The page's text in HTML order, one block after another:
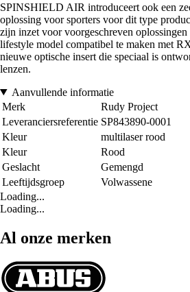
SPINSHIELD AIR introduceert ook een
oplossing voor sporters voor dit type
zijn inzet voor voorgeschreven
lifestyle model compatibel te maken met
nieuwe optische insert die speciaal is
lenzen.
Aanvullende informatie
Merk
Rudy Project
Leveranciersreferentie SP843890-0001
Kleur
multilaser rood
Kleur
Rood
Geslacht
Gemengd
Leeftijdsgroep
Volwassene
Loading...
Loading...
Al onze merken